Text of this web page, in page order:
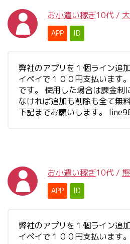
お小遣い稼ぎ10代 /
APP ID
弊社のアプリを１個ライン追
イペイで１００円支払います
です。 使用した場合は課金制
なければ追加も削除も全て無
下記までお願いします。
お小遣い稼ぎ10代 /
APP ID
弊社のアプリを１個ライン追
イペイで１００円支払います